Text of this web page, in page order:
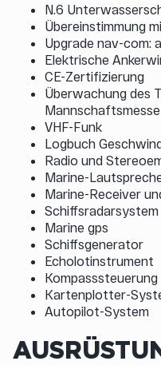
N.6
Übereinstimmung
Upgrade nav-com:
Elektrische
CE-Zertifizierung
Überwachung des
Mannschaftsmesse
VHF-Funk
Logbuch
Radio und
Marine-
Marine-Receiver
Schiffsradarsystem
Marine gps
Schiffsgenerator
Echolotinstrument
Kompasssteuerung
Kartenplotter-
Autopilot-System